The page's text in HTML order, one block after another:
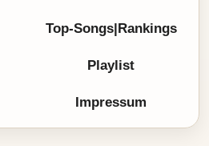
Top-Songs|Rankings
Playlist
Impressum